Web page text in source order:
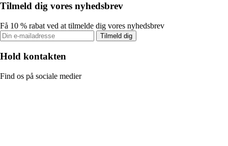
Tilmeld dig vores nyhedsbrev
Få 10 % rabat ved at tilmelde dig vores nyhedsbrev
Tilmeld dig
Hold kontakten
Find os på sociale medier